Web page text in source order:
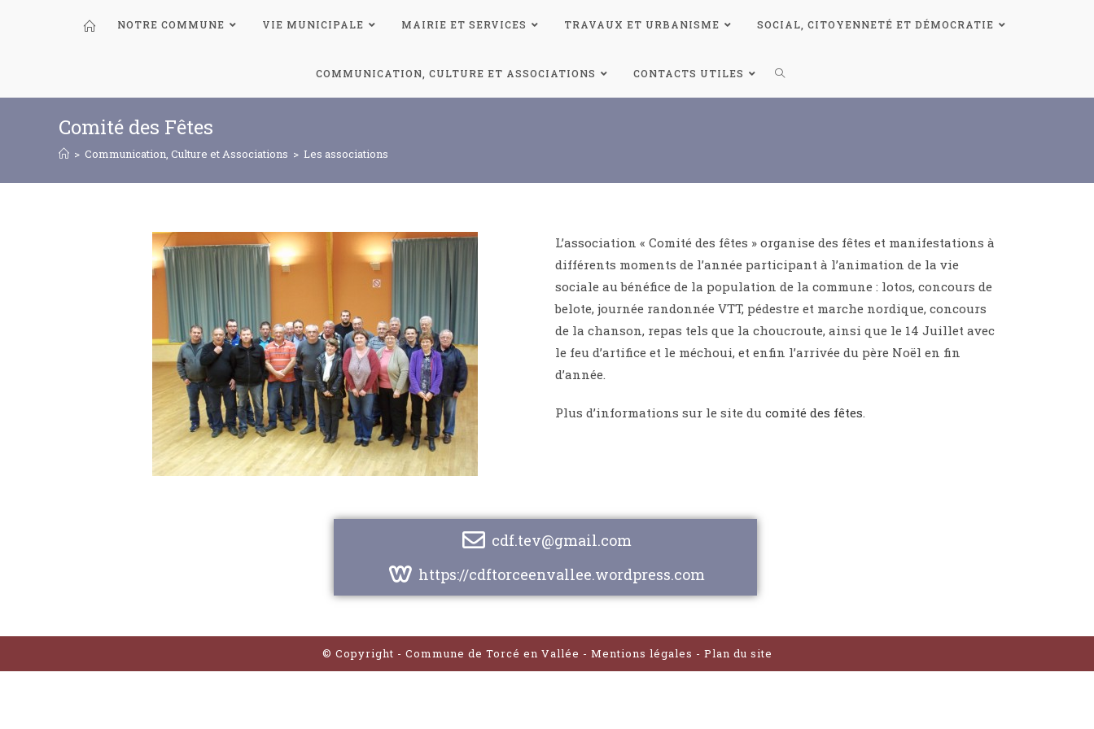
NOTRE COMMUNE VIE MUNICIPALE MAIRIE ET SERVICES TRAVAUX ET URBANISME SOCIAL, CITOYENNETÉ ET DÉMOCRATIE
COMMUNICATION, CULTURE ET ASSOCIATIONS CONTACTS UTILES
Comité des Fêtes
> Communication, Culture et Associations > Les associations
L’association « Comité des fêtes » organise des fêtes et manifestations à
différents moments de l’année participant à l’animation de la vie
sociale au bénéfice de la population de la commune : lotos, concours de
belote, journée randonnée VTT, pédestre et marche nordique, concours
de la chanson, repas tels que la choucroute, ainsi que le 14 Juillet avec
le feu d’artifice et le méchoui, et enfin l’arrivée du père Noël en fin
d’année.
Plus d’informations sur le site du comité des fêtes.
cdf.tev@gmail.com
https://cdftorceenvallee.wordpress.com
© Copyright - Commune de Torcé en Vallée - Mentions légales - Plan du site